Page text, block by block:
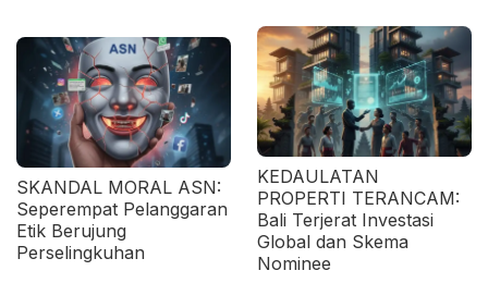
SKANDAL MORAL ASN:
Seperempat Pelanggaran
Etik Berujung
Perselingkuhan
KEDAULATAN
PROPERTI TERANCAM:
Bali Terjerat Investasi
Global dan Skema
Nominee